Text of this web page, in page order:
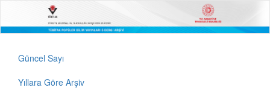
Güncel Sayı
Yıllara Göre Arşiv